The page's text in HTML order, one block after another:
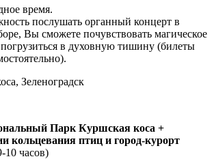
время.
послушать органный концерт в
Вы сможете почувствовать магическое
погрузиться в духовную тишину (билеты
Зеленоградск
Парк Куршская коса +
кольцевания птиц и город-курорт
10 часов)